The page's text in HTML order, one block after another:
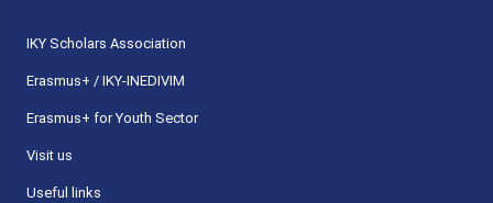
ΙΚΥ Scholars Association
Erasmus+ / IKY-INEDIVIM
Erasmus+ for Youth Sector
Visit us
Useful links